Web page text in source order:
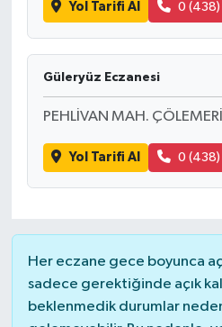
Yol Tarifi Al 0
Güleryüz Eczanesi
PEHLİVAN MAH.
Yol Tarifi Al 0 (438)
Her eczane gece boyunca
sadece gerektiğinde açık
beklenmedik durumlar